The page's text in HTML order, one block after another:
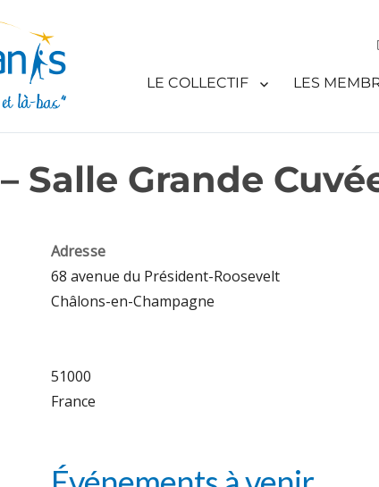
LE COLLECTIF LES
Salle Grande
Adresse
68 avenue du Président-Roosevelt
Châlons-en-Champagne
51000
France